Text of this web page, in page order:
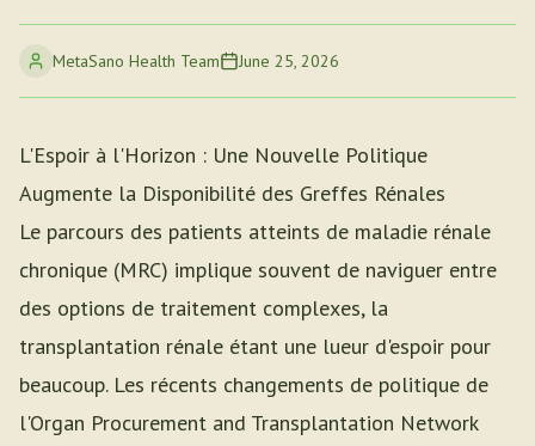
MetaSano Health Team June 25, 2026
L'Espoir à l'Horizon : Une Nouvelle Politique
Augmente la Disponibilité des Greffes Rénales
Le parcours des patients atteints de maladie rénale
chronique (MRC) implique souvent de naviguer entre
des options de traitement complexes, la
transplantation rénale étant une lueur d'espoir pour
beaucoup. Les récents changements de politique de
l'Organ Procurement and Transplantation Network